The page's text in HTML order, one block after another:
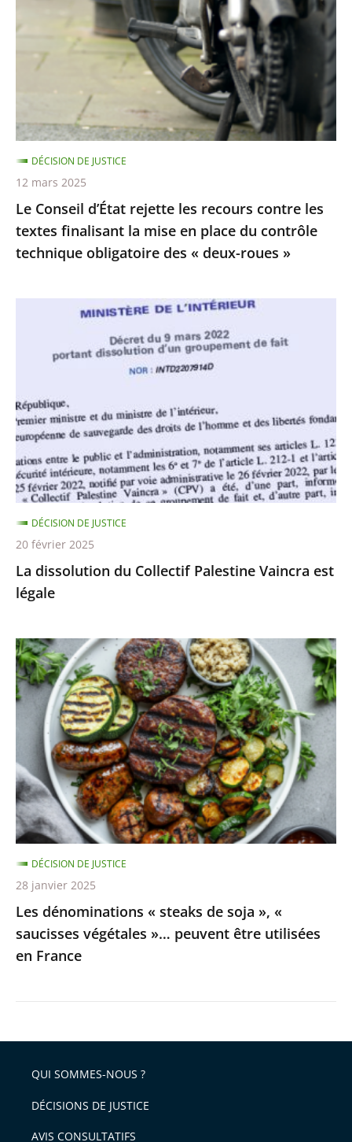
activités
ludiques
les
recours
textes
finalisant
la
mise
en
place
du
technique
roues
»
Le Conseil d’État rejette les recours contre les
textes finalisant la mise en place du contrôle
technique obligatoire des « deux-roues »
DÉCISION DE JUSTICE
12 mars 2025
Palestine
Vaincra
est
légale
La dissolution du Collectif Palestine Vaincra est
légale
DÉCISION DE JUSTICE
20 février 2025
Les
dénominations
«
steaks
soja
»,
«
saucisses
végétales
»…
peuvent
être
utilisées
en
Les dénominations « steaks de soja », «
saucisses végétales »… peuvent être utilisées
en France
DÉCISION DE JUSTICE
28 janvier 2025
QUI SOMMES-NOUS ?
DÉCISIONS DE JUSTICE
AVIS CONSULTATIFS